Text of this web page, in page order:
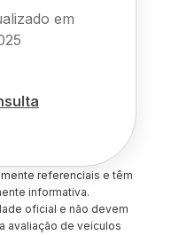
em
referenciais e têm
informativa.
oficial e não devem
avaliação de veículos